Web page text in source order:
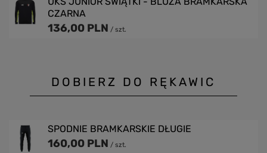
CZARNA
136,00 PLN / szt.
DOBIERZ DO RĘKAWIC
SPODNIE BRAMKARSKIE DŁUGIE
160,00 PLN / szt.